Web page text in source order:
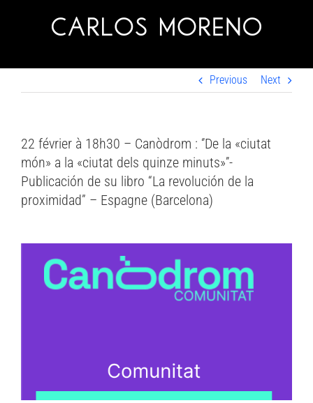
Previous Next
22 février à 18h30 – Canòdrom : ‘’De la «ciutat
món» a la «ciutat dels quinze minuts»’’-
Publicación de su libro “La revolución de la
proximidad” – Espagne (Barcelona)